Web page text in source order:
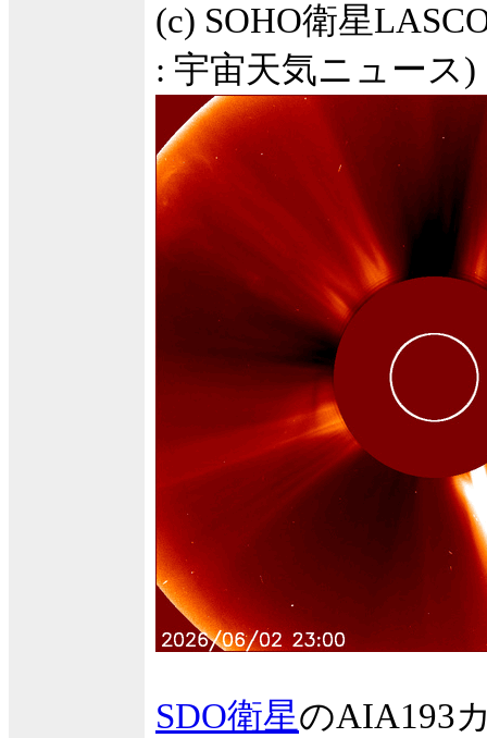
(c) SOHO衛星
: 宇宙天気ニュース)
SDO衛星のAIA193